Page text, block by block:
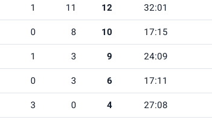
32:01
12
11
1
17:15
10
8
0
24:09
9
3
1
17:11
6
3
0
27:08
4
0
3